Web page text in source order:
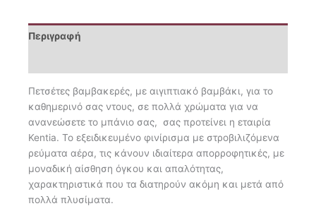
Περιγραφή
Πετσέτες βαμβακερές, με αιγιπτιακό βαμβάκι, για το
καθημερινό σας ντους, σε πολλά χρώματα για να
ανανεώσετε το μπάνιο σας, σας προτείνει η εταιρία
Kentia. Το εξειδικευμένο φινίρισμα με στροβιλιζόμενα
ρεύματα αέρα, τις κάνουν ιδιαίτερα απορροφητικές, με
μοναδική αίσθηση όγκου και απαλότητας,
χαρακτηριστικά που τα διατηρούν ακόμη και μετά από
πολλά πλυσίματα.